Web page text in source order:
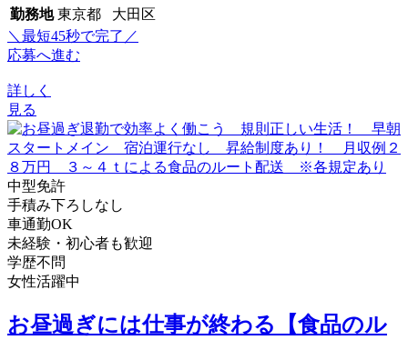
勤務地 東京都 大田区
＼最短45秒で完了／
応募へ進む
詳しく
見る
中型免許
手積み下ろしなし
車通勤OK
未経験・初心者も歓迎
学歴不問
女性活躍中
お昼過ぎには仕事が終わる【食品のル